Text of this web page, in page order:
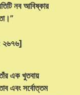
নব আবিষ্কার
২৬৭৬]
এক খুতবায়
এবং সর্বোত্তম